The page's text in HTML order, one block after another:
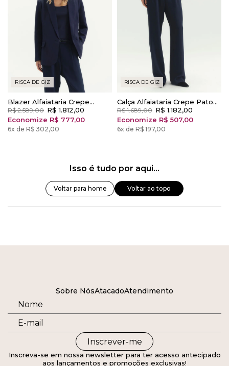
RISCA DE GIZ
Blazer Alfaiataria Crepe
Patou Risca Giz Dark Night
R$ 2.589,00 R$ 1.812,00
Economize R$ 777,00
6x de R$ 302,00
RISCA DE GIZ
Calça Alfaiataria Crepe Patou
Risca Giz Dark Night
R$ 1.689,00 R$ 1.182,00
Economize R$ 507,00
6x de R$ 197,00
Isso é tudo por aqui...
Voltar para home Voltar ao topo
Sobre NósAtacadoAtendimento
Inscrever-me
Inscreva-se em nossa newsletter para ter acesso antecipado
aos lançamentos e promoções exclusivas!